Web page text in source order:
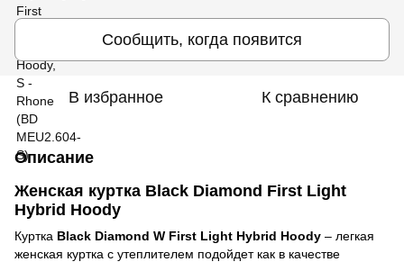
Сообщить, когда появится
В избранное К сравнению
Описание
Женская куртка Black Diamond First Light
Hybrid Hoody
Куртка Black Diamond W First Light Hybrid Hoody – легкая
женская куртка с утеплителем подойдет как в качестве